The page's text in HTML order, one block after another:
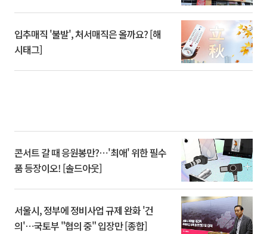
입추매직 '불발', 처서매직은 올까요? [해
시태그]
콘서트 갈 때 응원봉만?⋯'최애' 위한 필수
품 등장이오! [솔드아웃]
서울시, 정부에 정비사업 규제 완화 '건
의'⋯국토부 "협의 중" 입장만 [종합]